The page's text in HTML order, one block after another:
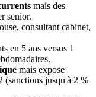
mais des
senior.
consultant cabinet,
en 5 ans versus 1
mais expose
(sanctions jusqu'à 2 %